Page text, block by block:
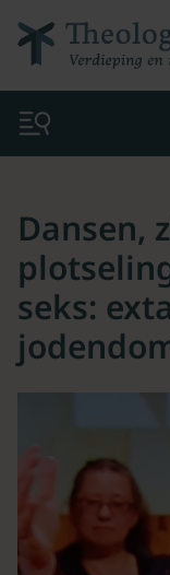
Dansen,
seks: